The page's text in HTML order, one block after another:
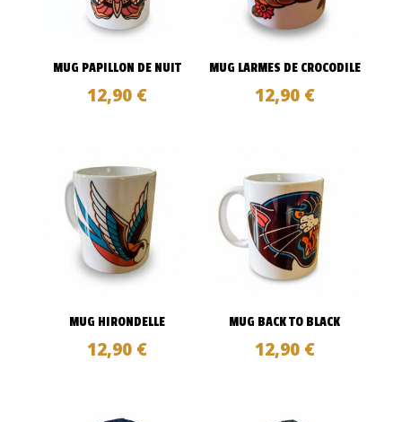
MUG PAPILLON DE NUIT
12,90 €
MUG LARMES DE CROCODILE
12,90 €
MUG HIRONDELLE
12,90 €
MUG BACK TO BLACK
12,90 €